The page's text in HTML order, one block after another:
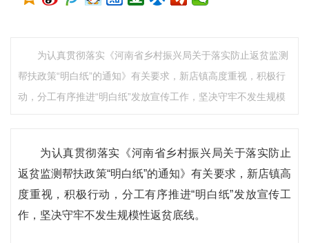
为认真贯彻落实《河南省乡村振兴局关于落实防止返贫监测
帮扶政策“明白纸”的通知》有关要求，新店镇高度重视，积极行
动，分工有序推进“明白纸”发放宣传工作，坚决守牢不发生规模
为认真贯彻落实《河南省乡村振兴局关于落实防止
返贫监测帮扶政策“明白纸”的通知》有关要求，新店镇高
度重视，积极行动，分工有序推进“明白纸”发放宣传工
作，坚决守牢不发生规模性返贫底线。